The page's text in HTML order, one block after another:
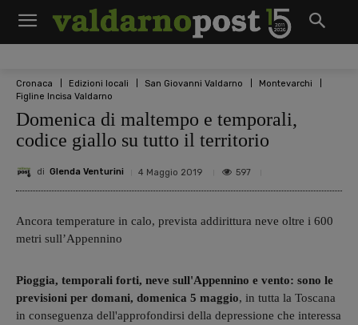
Cronaca Edizioni locali San Giovanni Valdarno
Montevarchi
Figline Incisa Valdarno
Domenica di maltempo e temporali,
codice giallo su tutto il territorio
di Glenda Venturini 4 Maggio 2019 597
Ancora temperature in calo, prevista addirittura neve oltre i 600
metri sull’Appennino
Pioggia, temporali forti, neve sull'Appennino e vento: sono le
previsioni per domani, domenica 5 maggio, in tutta la Toscana
in conseguenza dell'approfondirsi della depressione che interessa